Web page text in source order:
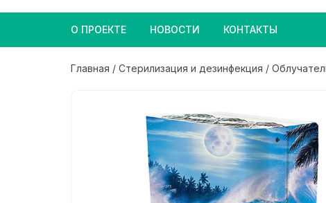
О ПРОЕКТЕ НОВОСТИ КОНТАКТЫ
Главная / Стерилизация и дезинфекция /